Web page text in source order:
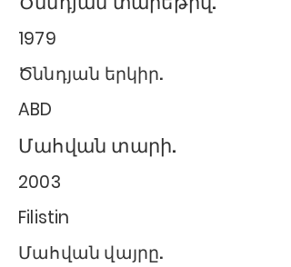
1979
Ծննդյան երկիր.
ABD
Մահվան տարի.
2003
Filistin
Մահվան վայրը.